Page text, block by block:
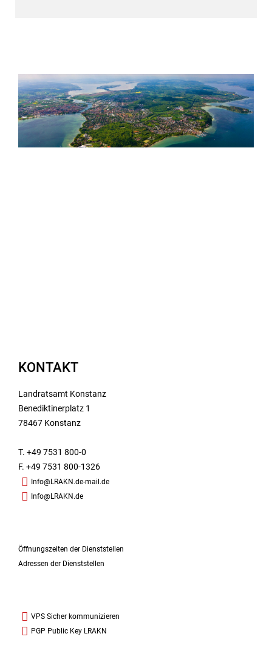
KONTAKT
Landratsamt Konstanz
Benediktinerplatz 1
78467 Konstanz
T. +49 7531 800-0
F. +49 7531 800-1326
Info@LRAKN.de-mail.de
Info@LRAKN.de
Öffnungszeiten der Dienststellen
Adressen der Dienststellen
VPS Sicher kommunizieren
PGP Public Key LRAKN